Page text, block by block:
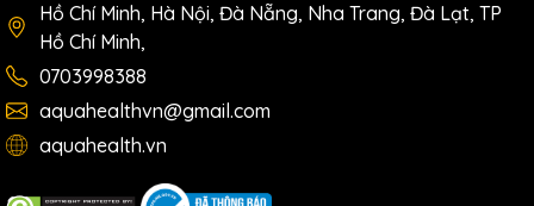
Độ tin cậy của lõi lọc nước Truliva UR54440 còn được
minh chứng qua các chứng chỉ quốc tế uy tín. Sản phẩm
đạt chuẩn NSF (National Sanitation Foundation) về vật
liệu lọc an toàn và chuẩn ISO về quy trình sản xuất sạch.
Tại Việt Nam, nguồn nước qua lõi lọc nước Truliva
đảm bảo loại bỏ hoàn toàn vi khuẩn, vi rút và các chất
Hồ Chí Minh, Hà Nội, Đà Nẵng, Nha Trang, Đà Lạt, TP
Hồ Chí Minh,
0703998388
aquahealthvn@gmail.com
aquahealth.vn